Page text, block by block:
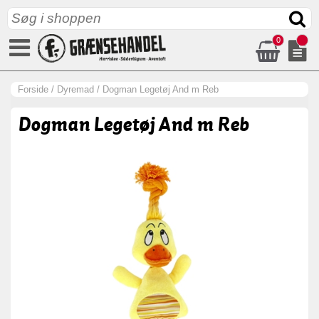
0
Forside / Dyremad / Dogman Legetøj And m Reb
Dogman Legetøj And m Reb